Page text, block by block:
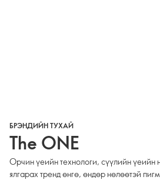
БРЭНДИЙН ТУХАЙ
The ONE
Орчин үеийн технологи, сүүлийн үеийн
ялгарах тренд өнгө, өндөр нөлөөтэй